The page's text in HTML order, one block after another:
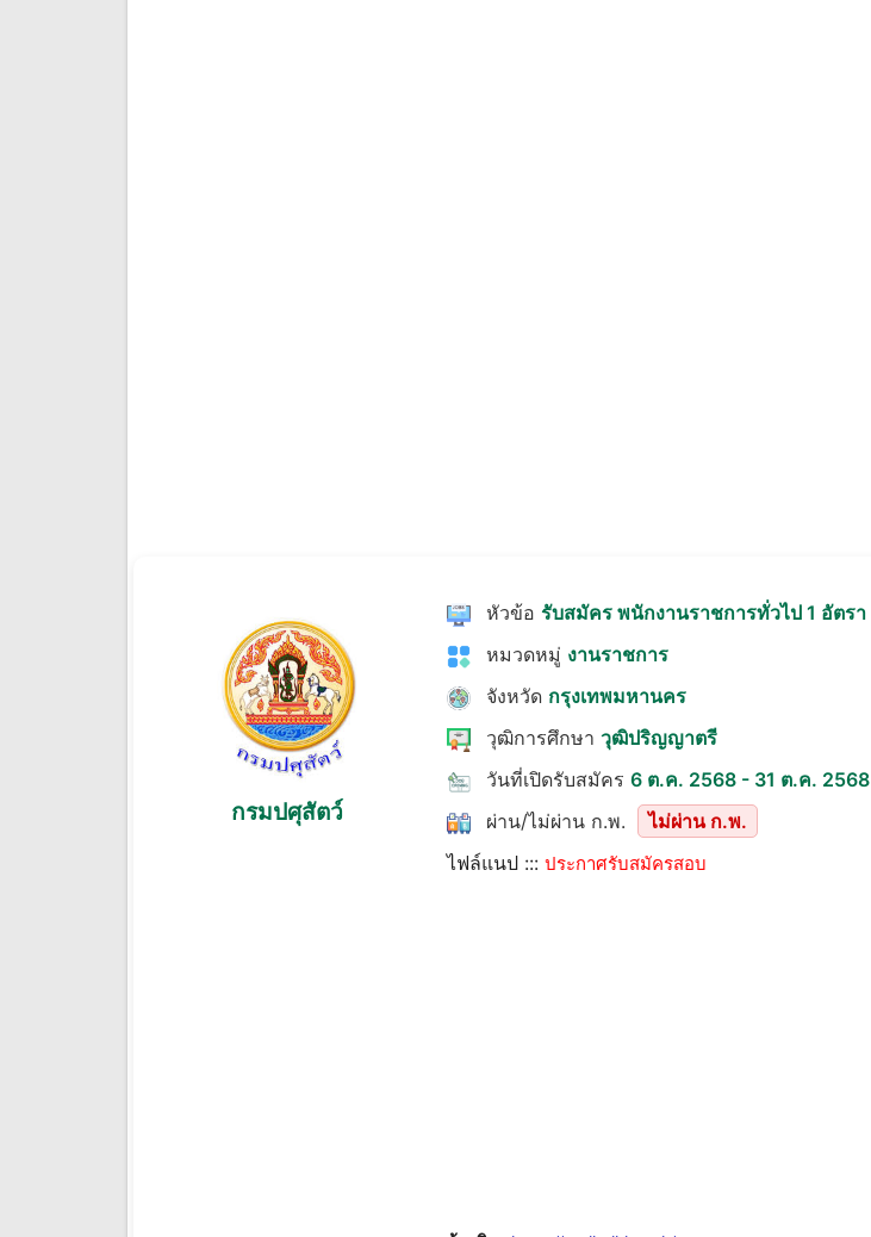
กรมปศุสัตว์
หัวข้อ รับสมัคร พนักงานราชการทั่วไป 1 อัตรา
หมวดหมู่ งานราชการ
จังหวัด กรุงเทพมหานคร
วุฒิการศึกษา วุฒิปริญญาตรี
วันที่เปิดรับสมัคร 6 ต.ค. 2568 - 31 ต.ค. 2568
ผ่าน/ไม่ผ่าน ก.พ.
ไม่ผ่าน ก.พ.
ไฟล์แนป ::: ประกาศรับสมัครสอบ